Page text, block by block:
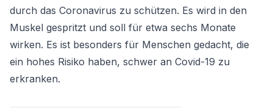
durch das Coronavirus zu schützen. Es wird in den
Muskel gespritzt und soll für etwa sechs Monate
wirken. Es ist besonders für Menschen gedacht, die
ein hohes Risiko haben, schwer an Covid-19 zu
erkranken.